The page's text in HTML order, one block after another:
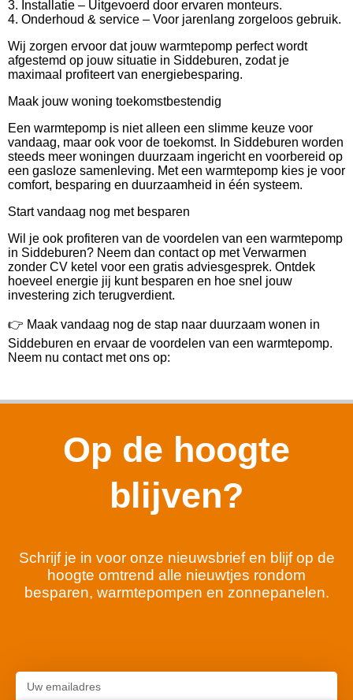
3. Installatie – Uitgevoerd door ervaren monteurs.
4. Onderhoud & service – Voor jarenlang zorgeloos gebruik.
Wij zorgen ervoor dat jouw warmtepomp perfect wordt
afgestemd op jouw situatie in Siddeburen, zodat je
maximaal profiteert van energiebesparing.
Maak jouw woning toekomstbestendig
Een warmtepomp is niet alleen een slimme keuze voor
vandaag, maar ook voor de toekomst. In Siddeburen worden
steeds meer woningen duurzaam ingericht en voorbereid op
een gasloze samenleving. Met een warmtepomp kies je voor
comfort, besparing en duurzaamheid in één systeem.
Start vandaag nog met besparen
Wil je ook profiteren van de voordelen van een warmtepomp
in Siddeburen? Neem dan contact op met Verwarmen
zonder CV ketel voor een gratis adviesgesprek. Ontdek
hoeveel energie jij kunt besparen en hoe snel jouw
investering zich terugverdient.
👉 Maak vandaag nog de stap naar duurzaam wonen in
Siddeburen en ervaar de voordelen van een warmtepomp.
Neem nu contact met ons op:
Op de hoogte
blijven?
Schrijf je in voor onze nieuwsbrief en blijf op de
hoogte omtrend alle nieuwtjes rondom
besparen, warmtepompen en zonnepanelen.